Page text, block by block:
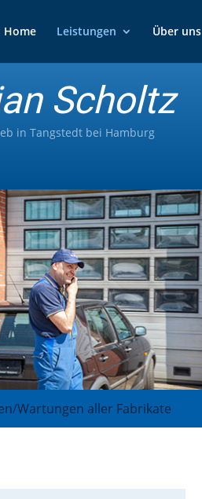
Home Leistungen Über uns
Scholtz
in Tangstedt bei Hamburg
Wartungen aller Fabrikate